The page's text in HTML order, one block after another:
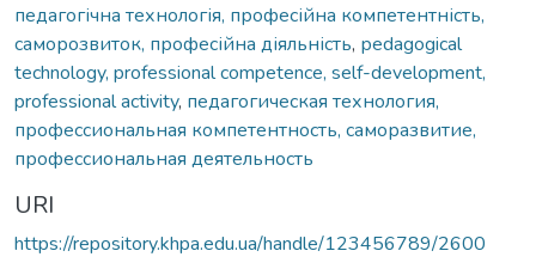
педагогічна технологія, професійна компетентність,
саморозвиток, професійна діяльність, рedagogical
technology, professional competence, self-development,
professional activity, педагогическая технология,
профессиональная компетентность, саморазвитие,
профессиональная деятельность
URI
https://repository.khpa.edu.ua/handle/123456789/2600